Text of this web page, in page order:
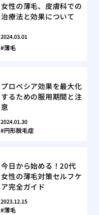
女性の薄毛、皮膚科での
治療法と効果について
2024.03.01
薄毛
プロペシア効果を最大化
するための服用期間と注
意
2024.01.30
円形脱毛症
今日から始める！20代
女性の薄毛対策セルフケ
ア完全ガイド
2023.12.15
薄毛